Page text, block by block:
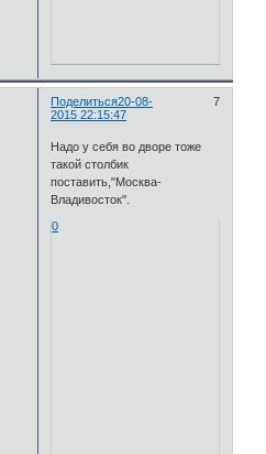
Поделиться 7
20-08-
2015 22:15:47
Надо у себя во дворе тоже
такой столбик
поставить,"Москва-
Владивосток".
0